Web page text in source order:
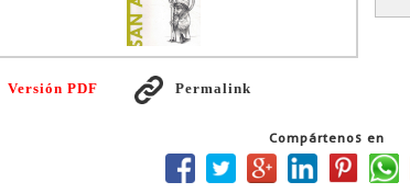
Versión PDF Permalink
Compártenos en